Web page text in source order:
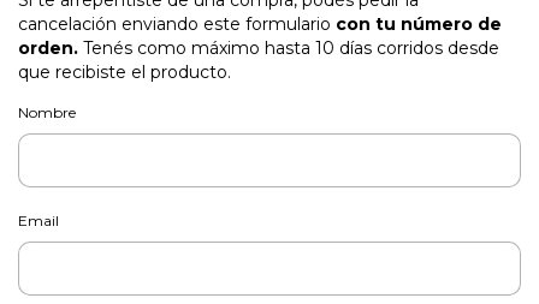
cancelación enviando este formulario con tu número de
orden. Tenés como máximo hasta 10 días corridos desde
que recibiste el producto.
Nombre
Email